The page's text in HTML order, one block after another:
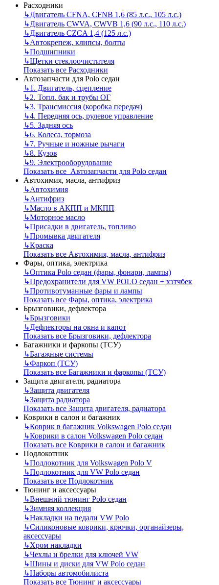
Расходники
↳Двигатель CFNA, CFNB 1,6 (85 л.с., 105 л.с.)
↳Двигатель CWVA, CWVB 1,6 (90 л.с., 110 л.с.)
↳Двигатель CZCA 1,4 (125 л.с.)
↳Автокрепеж, клипсы, болты
↳Подшипники
↳Щетки стеклоочистителя
Показать все Расходники
Автозапчасти для Polo седан
↳1. Двигатель, сцепление
↳2. Топл. бак и трубы ОГ
↳3. Трансмиссия (коробка передач)
↳4. Передняя ось, рулевое управление
↳5. Задняя ось
↳6. Колеса, тормоза
↳7. Ручные и ножные рычаги
↳8. Кузов
↳9. Электрооборудование
Показать все Автозапчасти для Polo седан
Автохимия, масла, антифриз
↳Автохимия
↳Антифриз
↳Масло в АКПП и МКПП
↳Моторное масло
↳Присадки в двигатель, топливо
↳Промывка двигателя
↳Краска
Показать все Автохимия, масла, антифриз
Фары, оптика, электрика
↳Оптика Polo седан (фары, фонари, лампы)
↳Предохранители для VW POLO седан + хэтчбек
↳Противотуманные фары и лампы
Показать все Фары, оптика, электрика
Брызговики, дефлектора
↳Брызговики
↳Дефлекторы на окна и капот
Показать все Брызговики, дефлектора
Багажники и фаркопы (ТСУ)
↳Багажные системы
↳Фаркоп (ТСУ)
Показать все Багажники и фаркопы (ТСУ)
Защита двигателя, радиатора
↳Защита двигателя
↳Защита радиатора
Показать все Защита двигателя, радиатора
Коврики в салон и багажник
↳Коврик в багажник Volkswagen Polo седан
↳Коврики в салон Volkswagen Polo седан
Показать все Коврики в салон и багажник
Подлокотник
↳Подлокотник для Volkswagen Polo V
↳Подлокотник для VW Polo седан
Показать все Подлокотник
Тюнинг и аксессуары
↳Внешний тюнинг Polo седан
↳Зимняя коллекция
↳Накладки на педали VW Polo
↳Силиконовые коврики, крючки, органайзеры,
аксессуары
↳Хром накладки
↳Чехлы и брелки для ключей VW
↳Шины и диски для VW Polo седан
↳Наборы автомобилиста
Показать все Тюнинг и аксессуары